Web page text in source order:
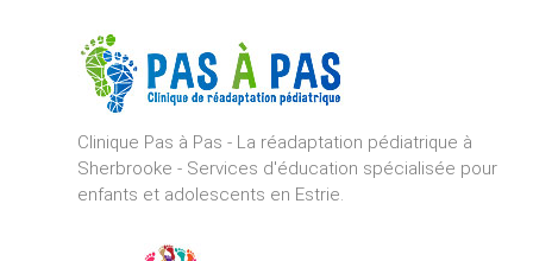
Clinique Pas à Pas - La réadaptation pédiatrique à
Sherbrooke - Services d'éducation spécialisée pour
enfants et adolescents en Estrie.